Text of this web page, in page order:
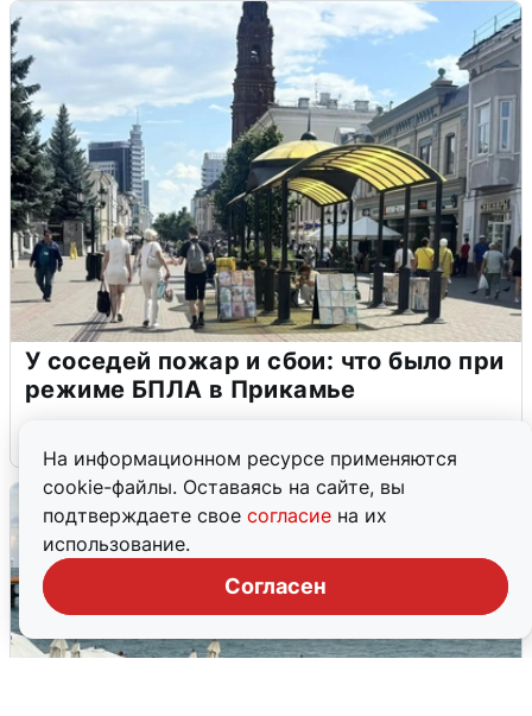
На информационном ресурсе применяются
cookie-файлы. Оставаясь на сайте, вы
подтверждаете свое согласие на их
использование.
Согласен
У соседей пожар и сбои: что было при
режиме БПЛА в Прикамье